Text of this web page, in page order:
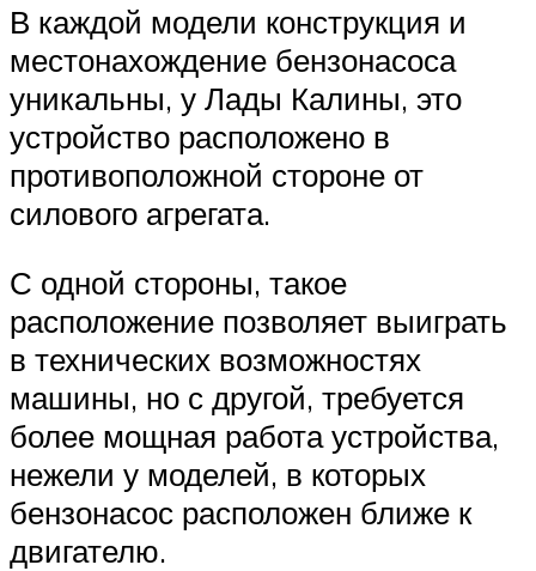
В каждой модели конструкция и
местонахождение бензонасоса
уникальны, у Лады Калины, это
устройство расположено в
противоположной стороне от
силового агрегата.
С одной стороны, такое
расположение позволяет выиграть
в технических возможностях
машины, но с другой, требуется
более мощная работа устройства,
нежели у моделей, в которых
бензонасос расположен ближе к
двигателю.